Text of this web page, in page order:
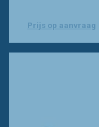
Prijs op aanvraag